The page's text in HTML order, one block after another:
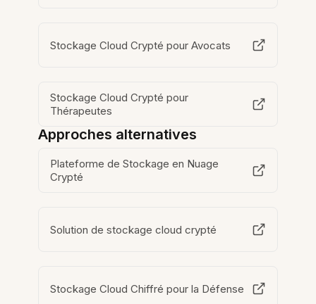
Stockage Cloud Crypté pour Avocats
Stockage Cloud Crypté pour
Thérapeutes
Approches alternatives
Plateforme de Stockage en Nuage
Crypté
Solution de stockage cloud crypté
Stockage Cloud Chiffré pour la Défense